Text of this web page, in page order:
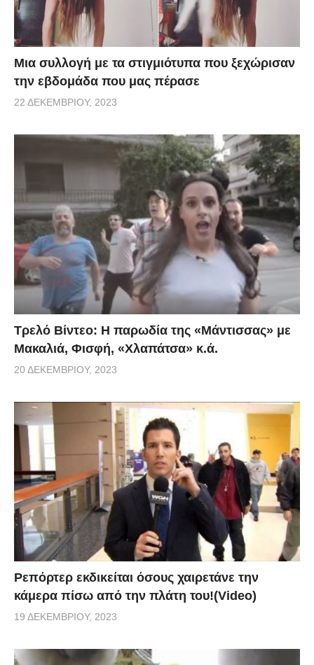
Μια συλλογή με τα στιγμιότυπα που ξεχώρισαν
την εβδομάδα που μας πέρασε
22 ΔΕΚΕΜΒΡΊΟΥ, 2023
Τρελό Βίντεο: H παρωδία της «Μάντισσας» με
Μακαλιά, Φισφή, «Χλαπάτσα» κ.ά.
20 ΔΕΚΕΜΒΡΊΟΥ, 2023
Ρεπόρτερ εκδικείται όσους χαιρετάνε την
κάμερα πίσω από την πλάτη του!(Video)
19 ΔΕΚΕΜΒΡΊΟΥ, 2023